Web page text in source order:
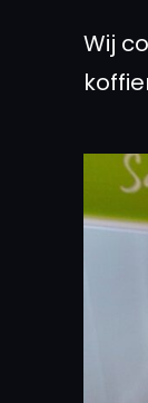
Wij